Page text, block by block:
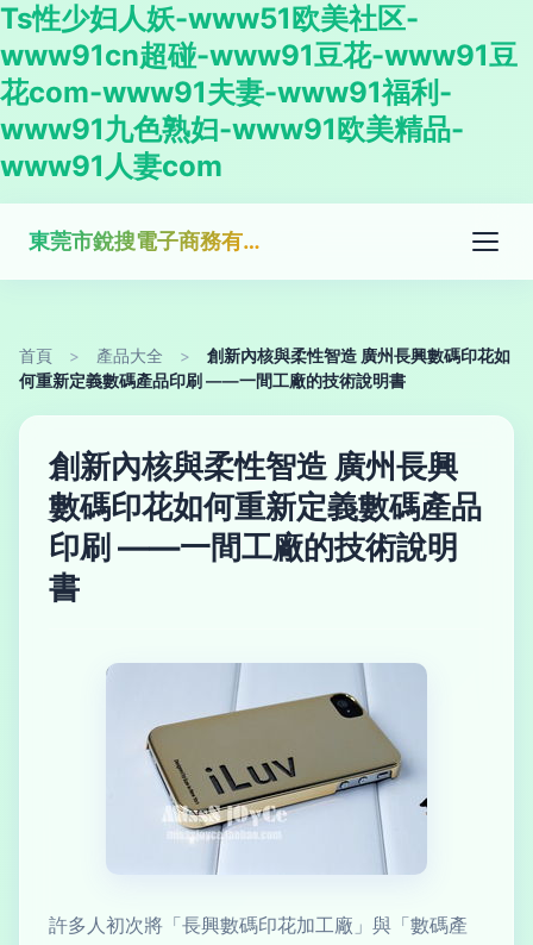
Ts性少妇人妖-www51欧美社区-
www91cn超碰-www91豆花-www91豆
花com-www91夫妻-www91福利-
www91九色熟妇-www91欧美精品-
www91人妻com
東莞市銳搜電子商務有限公司
首頁 > 產品大全 >
創新內核與柔性智造 廣州長興數碼印花如
何重新定義數碼產品印刷 ——一間工廠的技術說明書
創新內核與柔性智造 廣州長興
數碼印花如何重新定義數碼產品
印刷 ——一間工廠的技術說明
書
許多人初次將「長興數碼印花加工廠」與「數碼產